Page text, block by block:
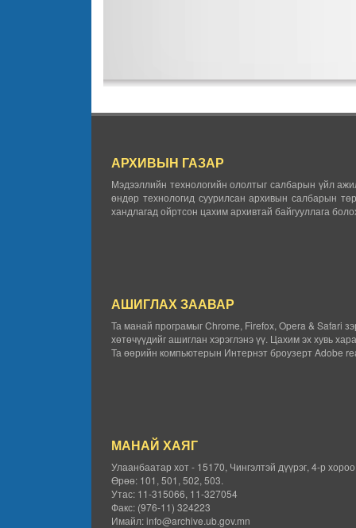
АРХИВЫН ГАЗАР
Мэдээллийн технологийн ололтыг салбарын үйл
өндөр технологид суурилсан архивын салбарын
хандлагад ойртсон цахим архивтай байгууллага
АШИГЛАХ ЗААВАР
Та манай програмыг Chrome, Firefox, Opera & Safari
хөтөчүүдийг ашиглан хэрэглэнэ үү. Цахим эх хувь
Та өөрийн компьютерын Интернэт броузерт Adobe
МАНАЙ ХАЯГ
Улаанбаатар хот - 15170, Чингэлтэй дүүрэг, 4-р
Өрөө: 101, 501, 502, 503.
Утас: 11-315066, 11-327054
Факс: (976-11) 324223
Имайл: info@archive.ub.gov.mn